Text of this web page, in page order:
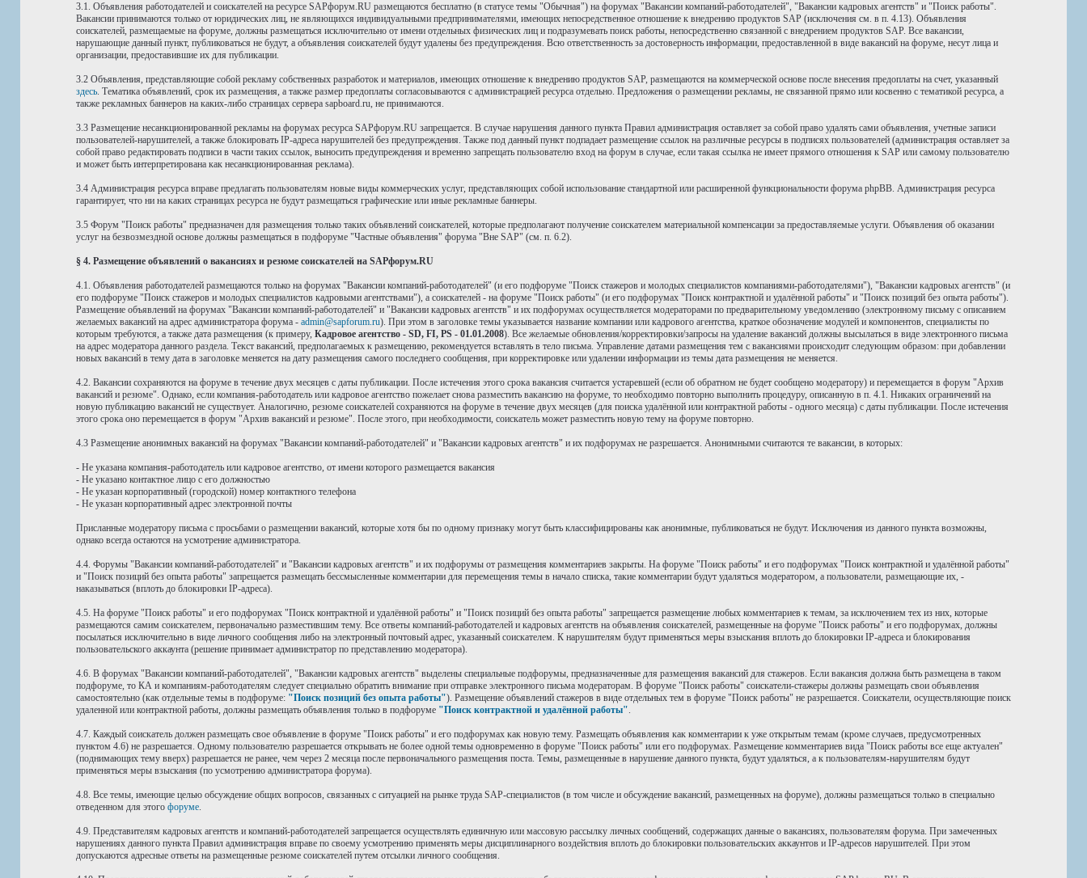
3.1. Объявления работодателей и соискателей на ресурсе SAPфорум.RU размещаются бесплатно (в статусе темы "Обычная") на форумах "Вакансии компаний-работодателей", "Вакансии кадровых агентств" и "Поиск работы".
Вакансии принимаются только от юридических лиц, не являющихся индивидуальными предпринимателями, имеющих непосредственное отношение к внедрению продуктов SAP (исключения см. в п. 4.13). Объявления
соискателей, размещаемые на форуме, должны размещаться исключительно от имени отдельных физических лиц и подразумевать поиск работы, непосредственно связанной с внедрением продуктов SAP. Все вакансии,
нарушающие данный пункт, публиковаться не будут, а объявления соискателей будут удалены без предупреждения. Всю ответственность за достоверность информации, предоставленной в виде вакансий на форуме, несут лица и
организации, предоставившие их для публикации.
3.2 Объявления, представляющие собой рекламу собственных разработок и материалов, имеющих отношение к внедрению продуктов SAP, размещаются на коммерческой основе после внесения предоплаты на счет, указанный
здесь. Тематика объявлений, срок их размещения, а также размер предоплаты согласовываются с администрацией ресурса отдельно. Предложения о размещении рекламы, не связанной прямо или косвенно с тематикой ресурса, а
также рекламных баннеров на каких-либо страницах сервера sapboard.ru, не принимаются.
3.3 Размещение несанкционированной рекламы на форумах ресурса SAPфорум.RU запрещается. В случае нарушения данного пункта Правил администрация оставляет за собой право удалять сами объявления, учетные записи
пользователей-нарушителей, а также блокировать IP-адреса нарушителей без предупреждения. Также под данный пункт подпадает размещение ссылок на различные ресурсы в подписях пользователей (администрация оставляет за
собой право редактировать подписи в части таких ссылок, выносить предупреждения и временно запрещать пользователю вход на форум в случае, если такая ссылка не имеет прямого отношения к SAP или самому пользователю
и может быть интерпретирована как несанкционированная реклама).
3.4 Администрация ресурса вправе предлагать пользователям новые виды коммерческих услуг, представляющих собой использование стандартной или расширенной функциональности форума phpBB. Администрация ресурса
гарантирует, что ни на каких страницах ресурса не будут размещаться графические или иные рекламные баннеры.
3.5 Форум "Поиск работы" предназначен для размещения только таких объявлений соискателей, которые предполагают получение соискателем материальной компенсации за предоставляемые услуги. Объявления об оказании
услуг на безвозмездной основе должны размещаться в подфоруме "Частные объявления" форума "Вне SAP" (см. п. 6.2).
§ 4. Размещение объявлений о вакансиях и резюме соискателей на SAPфорум.RU
4.1. Объявления работодателей размещаются только на форумах "Вакансии компаний-работодателей" (и его подфоруме "Поиск стажеров и молодых специалистов компаниями-работодателями"), "Вакансии кадровых агентств" (и
его подфоруме "Поиск стажеров и молодых специалистов кадровыми агентствами"), а соискателей - на форуме "Поиск работы" (и его подфорумах "Поиск контрактной и удалённой работы" и "Поиск позиций без опыта работы").
Размещение объявлений на форумах "Вакансии компаний-работодателей" и "Вакансии кадровых агентств" и их подфорумах осуществляется модераторами по предварительному уведомлению (электронному письму с описанием
желаемых вакансий на адрес администратора форума - admin@sapforum.ru). При этом в заголовке темы указывается название компании или кадрового агентства, краткое обозначение модулей и компонентов, специалисты по
которым требуются, а также дата размещения (к примеру, Кадровое агентство - SD, FI, PS - 01.01.2008). Все желаемые обновления/корректировки/запросы на удаление вакансий должны высылаться в виде электронного письма
на адрес модератора данного раздела. Текст вакансий, предполагаемых к размещению, рекомендуется вставлять в тело письма. Управление датами размещения тем с вакансиями происходит следующим образом: при добавлении
новых вакансий в тему дата в заголовке меняется на дату размещения самого последнего сообщения, при корректировке или удалении информации из темы дата размещения не меняется.
4.2. Вакансии сохраняются на форуме в течение двух месяцев с даты публикации. После истечения этого срока вакансия считается устаревшей (если об обратном не будет сообщено модератору) и перемещается в форум "Архив
вакансий и резюме". Однако, если компания-работодатель или кадровое агентство пожелает снова разместить вакансию на форуме, то необходимо повторно выполнить процедуру, описанную в п. 4.1. Никаких ограничений на
новую публикацию вакансий не существует. Аналогично, резюме соискателей сохраняются на форуме в течение двух месяцев (для поиска удалённой или контрактной работы - одного месяца) с даты публикации. После истечения
этого срока оно перемещается в форум "Архив вакансий и резюме". После этого, при необходимости, соискатель может разместить новую тему на форуме повторно.
4.3 Размещение анонимных вакансий на форумах "Вакансии компаний-работодателей" и "Вакансии кадровых агентств" и их подфорумах не разрешается. Анонимными считаются те вакансии, в которых:
- Не указана компания-работодатель или кадровое агентство, от имени которого размещается вакансия
- Не указано контактное лицо с его должностью
- Не указан корпоративный (городской) номер контактного телефона
- Не указан корпоративный адрес электронной почты
Присланные модератору письма с просьбами о размещении вакансий, которые хотя бы по одному признаку могут быть классифицированы как анонимные, публиковаться не будут. Исключения из данного пункта возможны,
однако всегда остаются на усмотрение администратора.
4.4. Форумы "Вакансии компаний-работодателей" и "Вакансии кадровых агентств" и их подфорумы от размещения комментариев закрыты. На форуме "Поиск работы" и его подфорумах "Поиск контрактной и удалённой работы"
и "Поиск позиций без опыта работы" запрещается размещать бессмысленные комментарии для перемещения темы в начало списка, такие комментарии будут удаляться модератором, а пользователи, размещающие их, -
наказываться (вплоть до блокировки IP-адреса).
4.5. На форуме "Поиск работы" и его подфорумах "Поиск контрактной и удалённой работы" и "Поиск позиций без опыта работы" запрещается размещение любых комментариев к темам, за исключением тех из них, которые
размещаются самим соискателем, первоначально разместившим тему. Все ответы компаний-работодателей и кадровых агентств на объявления соискателей, размещенные на форуме "Поиск работы" и его подфорумах, должны
посылаться исключительно в виде личного сообщения либо на электронный почтовый адрес, указанный соискателем. К нарушителям будут применяться меры взыскания вплоть до блокировки IP-адреса и блокирования
пользовательского аккаунта (решение принимает администратор по представлению модератора).
4.6. В форумах "Вакансии компаний-работодателей", "Вакансии кадровых агентств" выделены специальные подфорумы, предназначенные для размещения вакансий для стажеров. Если вакансия должна быть размещена в таком
подфоруме, то КА и компаниям-работодателям следует специально обратить внимание при отправке электронного письма модераторам. В форуме "Поиск работы" соискатели-стажеры должны размещать свои объявления
самостоятельно (как отдельные темы в подфоруме: "Поиск позиций без опыта работы"). Размещение объявлений стажеров в виде отдельных тем в форуме "Поиск работы" не разрешается. Соискатели, осуществляющие поиск
удаленной или контрактной работы, должны размещать объявления только в подфоруме "Поиск контрактной и удалённой работы".
4.7. Каждый соискатель должен размещать свое объявление в форуме "Поиск работы" и его подфорумах как новую тему. Размещать объявления как комментарии к уже открытым темам (кроме случаев, предусмотренных
пунктом 4.6) не разрешается. Одному пользователю разрешается открывать не более одной темы одновременно в форуме "Поиск работы" или его подфорумах. Размещение комментариев вида "Поиск работы все еще актуален"
(поднимающих тему вверх) разрешается не ранее, чем через 2 месяца после первоначального размещения поста. Темы, размещенные в нарушение данного пункта, будут удаляться, а к пользователям-нарушителям будут
применяться меры взыскания (по усмотрению администратора форума).
4.8. Все темы, имеющие целью обсуждение общих вопросов, связанных с ситуацией на рынке труда SAP-специалистов (в том числе и обсуждение вакансий, размещенных на форуме), должны размещаться только в специально
отведенном для этого форуме.
4.9. Представителям кадровых агентств и компаний-работодателей запрещается осуществлять единичную или массовую рассылку личных сообщений, содержащих данные о вакансиях, пользователям форума. При замеченных
нарушениях данного пункта Правил администрация вправе по своему усмотрению применять меры дисциплинарного воздействия вплоть до блокировки пользовательских аккаунтов и IP-адресов нарушителей. При этом
допускаются адресные ответы на размещенные резюме соискателей путем отсылки личного сообщения.